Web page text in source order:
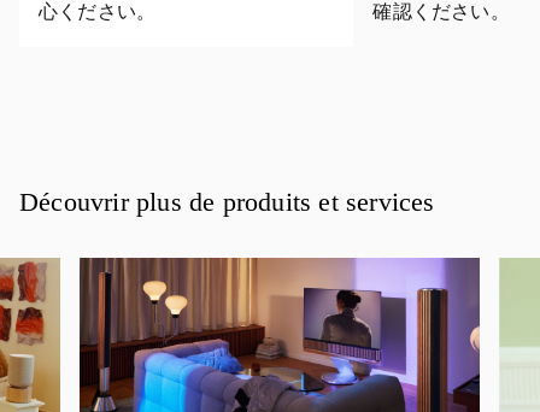
心ください。
確認ください。
Découvrir plus de produits et services